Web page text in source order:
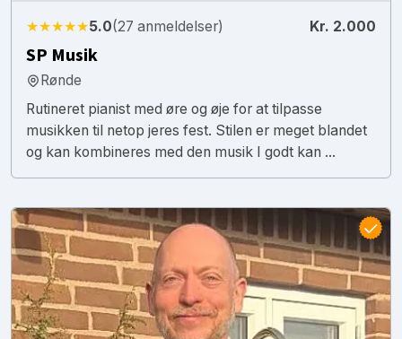
★★★★★5.0(27 anmeldelser) Kr. 2.000
SP Musik
Rønde
Rutineret pianist med øre og øje for at tilpasse
musikken til netop jeres fest. Stilen er meget blandet
og kan kombineres med den musik I godt kan ...